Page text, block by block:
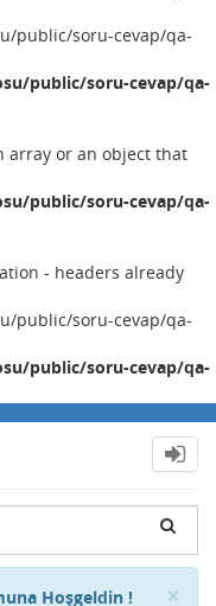
public/soru-cevap/qa-
public/soru-cevap/qa-
array or an object that
public/soru-cevap/qa-
- headers already
public/soru-cevap/qa-
public/soru-cevap/qa-
×
Hoşgeldin !